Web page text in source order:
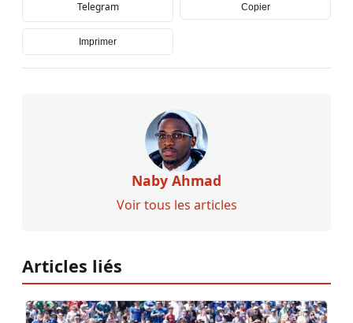
Telegram Copier
Imprimer
Naby Ahmad
Voir tous les articles
Articles liés